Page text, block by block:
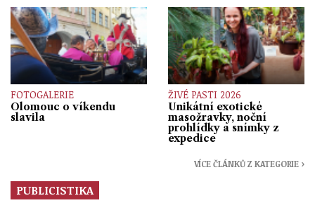
FOTOGALERIE
Olomouc o víkendu
slavila
ŽIVÉ PASTI 2026
Unikátní exotické
masožravky, noční
prohlídky a snímky z
expedice
VÍCE ČLÁNKŮ Z KATEGORIE ›
PUBLICISTIKA